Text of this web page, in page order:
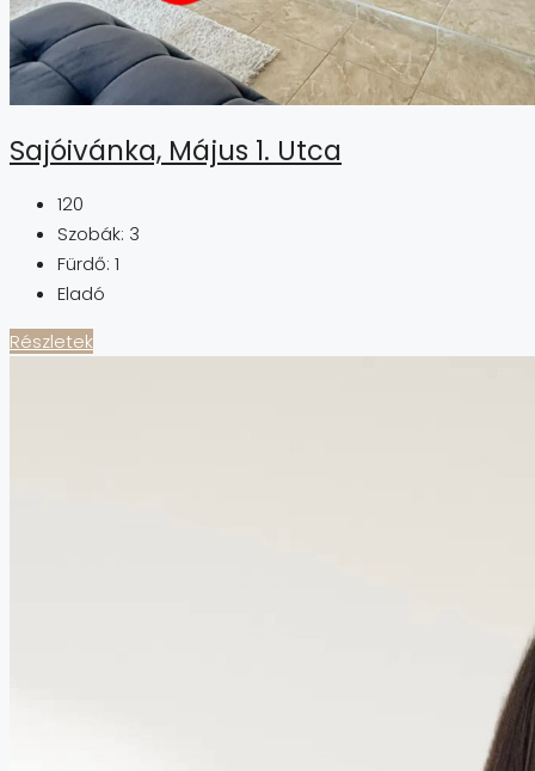
Sajóivánka, Május 1. Utca
120
Szobák: 3
Fürdő: 1
Eladó
Részletek